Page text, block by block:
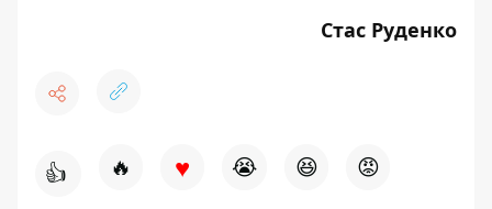
Стас Руденко
👍 🔥 ♥ 😭 😆 😡